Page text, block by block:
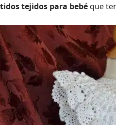
tejidos para bebéque